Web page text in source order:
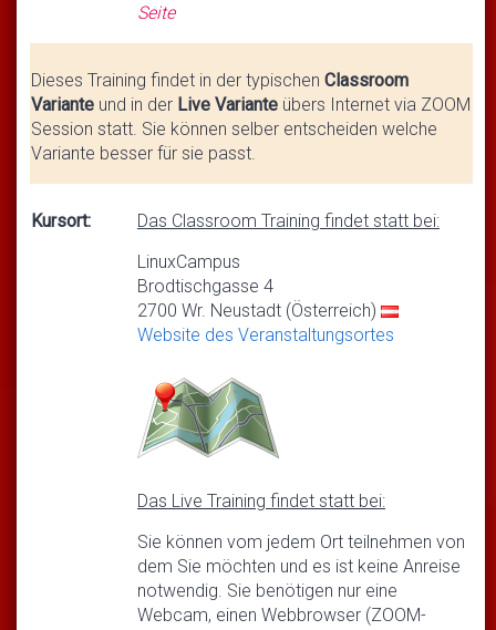
Seite
Dieses Training findet in der typischen Classroom
Variante und in der Live Variante übers Internet via ZOOM
Session statt. Sie können selber entscheiden welche
Variante besser für sie passt.
Kursort:
Das Classroom Training findet statt bei:
LinuxCampus
Brodtischgasse 4
2700 Wr. Neustadt (Österreich)
Website des Veranstaltungsortes
Das Live Training findet statt bei:
Sie können vom jedem Ort teilnehmen von
dem Sie möchten und es ist keine Anreise
notwendig. Sie benötigen nur eine
Webcam, einen Webbrowser (ZOOM-